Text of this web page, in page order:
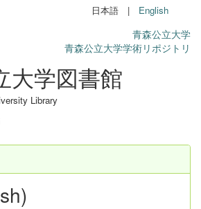
日本語 | English
青森公立大学
青森公立大学学術リポジトリ
大学図書館
Library